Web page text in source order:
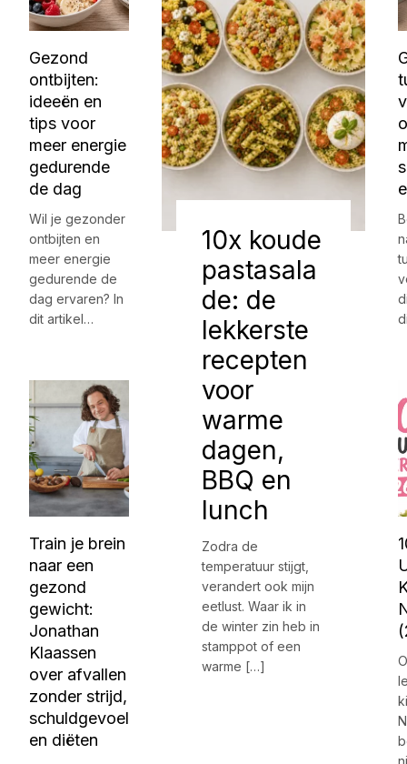
10x koude
pastasala
de: de
lekkerste
recepten
voor
warme
dagen,
BBQ en
lunch
Zodra de
temperatuur stijgt,
verandert ook mijn
eetlust. Waar ik in
de winter zin heb in
stamppot of een
warme […]
Gezond
ontbijten:
ideeën en
tips voor
meer energie
gedurende
de dag
Wil je gezonder
ontbijten en
meer energie
gedurende de
dag ervaren? In
dit artikel…
Train je brein
naar een
gezond
gewicht:
Jonathan
Klaassen
over afvallen
zonder strijd,
schuldgevoel
en diëten